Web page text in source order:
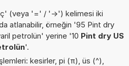
(veya '=' / '->') kelimesi iki
atlanabilir, örneğin '95 Pint dry
petrolün' yerine '10 Pint dry US
'.
kesirler, pi (π), üs (^),